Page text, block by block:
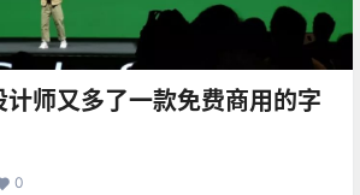
师又多了一款免费商用的字
0